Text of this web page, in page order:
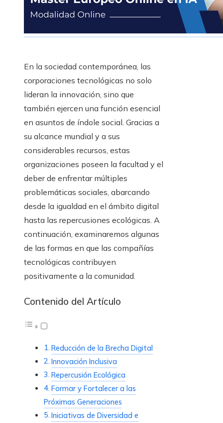
En la sociedad contemporánea, las
corporaciones tecnológicas no solo
lideran la innovación, sino que
también ejercen una función esencial
en asuntos de índole social. Gracias a
su alcance mundial y a sus
considerables recursos, estas
organizaciones poseen la facultad y el
deber de enfrentar múltiples
problemáticas sociales, abarcando
desde la igualdad en el ámbito digital
hasta las repercusiones ecológicas. A
continuación, examinaremos algunas
de las formas en que las compañías
tecnológicas contribuyen
positivamente a la comunidad.
Contenido del Artículo
Reducción de la Brecha Digital
Innovación Inclusiva
Repercusión Ecológica
Formar y Fortalecer a las
Próximas Generaciones
Iniciativas de Diversidad e